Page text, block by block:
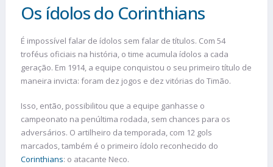
Os ídolos do Corinthians
É impossível falar de ídolos sem falar de títulos. Com 54
troféus oficiais na história, o time acumula ídolos a cada
geração. Em 1914, a equipe conquistou o seu primeiro título de
maneira invicta: foram dez jogos e dez vitórias do Timão.
Isso, então, possibilitou que a equipe ganhasse o
campeonato na penúltima rodada, sem chances para os
adversários. O artilheiro da temporada, com 12 gols
marcados, também é o primeiro ídolo reconhecido do
Corinthians: o atacante Neco.